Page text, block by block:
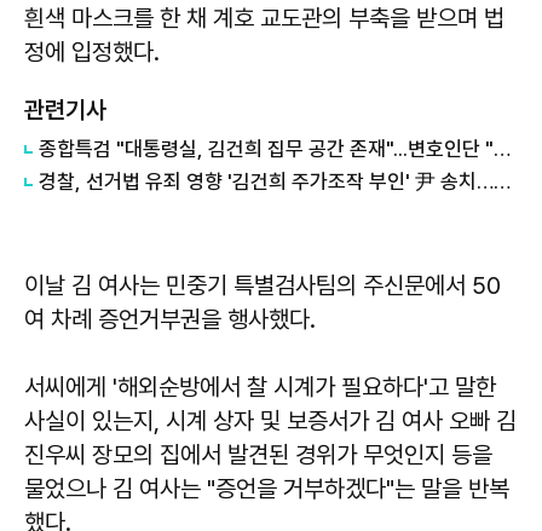
흰색 마스크를 한 채 계호 교도관의 부축을 받으며 법
정에 입정했다.
관련기사
종합특검 "대통령실, 김건희 집무 공간 존재"...변호인단 "사실왜곡 유감"
경찰, 선거법 유죄 영향 '김건희 주가조작 부인' 尹 송치…檢 판단 주목
이날 김 여사는 민중기 특별검사팀의 주신문에서 50
여 차례 증언거부권을 행사했다.
서씨에게 '해외순방에서 찰 시계가 필요하다'고 말한
사실이 있는지, 시계 상자 및 보증서가 김 여사 오빠 김
진우씨 장모의 집에서 발견된 경위가 무엇인지 등을
물었으나 김 여사는 "증언을 거부하겠다"는 말을 반복
했다.